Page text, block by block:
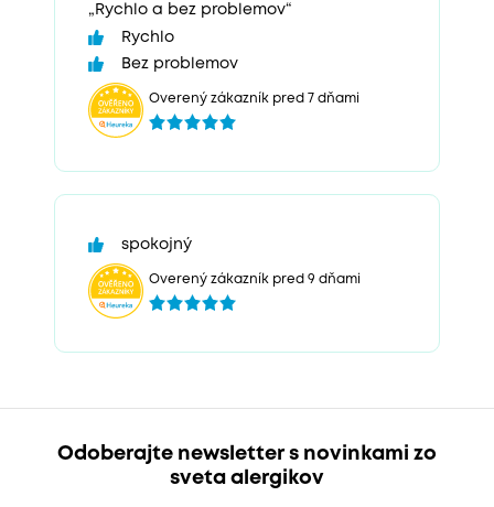
„Rychlo a bez problemov“
Rychlo
Bez problemov
Overený zákazník pred 7 dňami
spokojný
Overený zákazník pred 9 dňami
Odoberajte newsletter s novinkami zo
sveta alergikov